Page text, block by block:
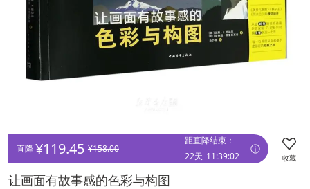
直降 ¥119.45 ¥158.00
距直降结束：
22天 11:39:01 收藏
让画面有故事感的色彩与构图